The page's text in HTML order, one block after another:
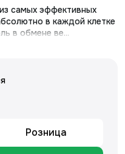
самых эффективных
в каждой клетке
в обмене ве...
Розница